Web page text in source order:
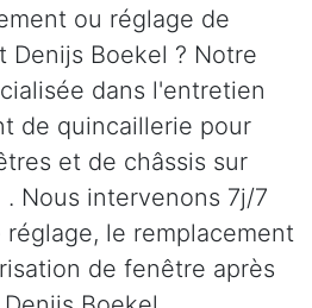
ou réglage de
Denijs Boekel ? Notre
dans l'entretien
de quincaillerie pour
et de châssis sur
Nous intervenons 7j/7
le remplacement
de fenêtre après